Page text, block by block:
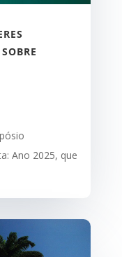
Ano 2025, que